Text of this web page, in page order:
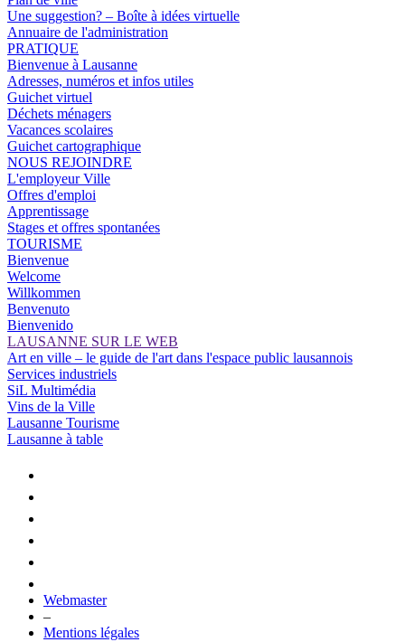
Une suggestion? – Boîte à idées virtuelle
Annuaire de l'administration
PRATIQUE
Bienvenue à Lausanne
Adresses, numéros et infos utiles
Guichet virtuel
Déchets ménagers
Vacances scolaires
Guichet cartographique
NOUS REJOINDRE
L'employeur Ville
Offres d'emploi
Apprentissage
Stages et offres spontanées
TOURISME
Bienvenue
Welcome
Willkommen
Benvenuto
Bienvenido
LAUSANNE SUR LE WEB
Art en ville – le guide de l'art dans l'espace public lausannois
Services industriels
SiL Multimédia
Vins de la Ville
Lausanne Tourisme
Lausanne à table
Webmaster
–
Mentions légales